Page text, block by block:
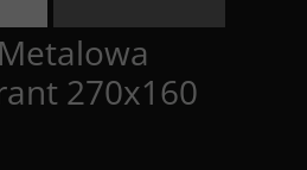
270x160